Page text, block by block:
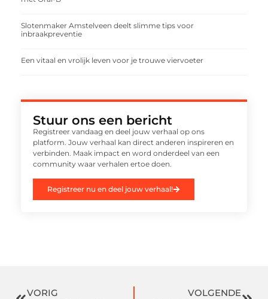
Slotenmaker Amstelveen deelt slimme tips voor
inbraakpreventie
Een vitaal en vrolijk leven voor je trouwe viervoeter
Stuur ons een bericht
Registreer vandaag en deel jouw verhaal op ons
platform. Jouw verhaal kan direct anderen inspireren en
verbinden. Maak impact en word onderdeel van een
community waar verhalen ertoe doen.
Registreer nu en deel jouw verhaal!
VORIG VOLGENDE